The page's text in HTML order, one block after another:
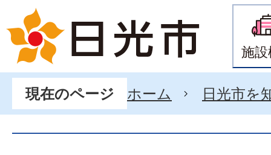
施
現在のページ ホーム 日光市を